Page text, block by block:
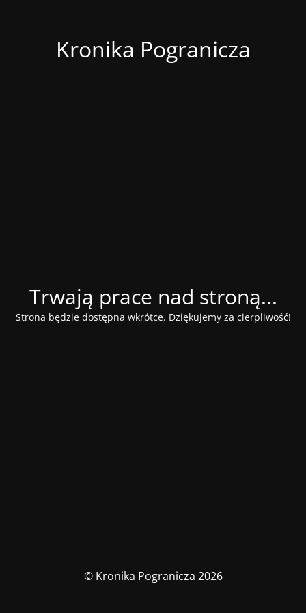
Kronika Pogranicza
Trwają prace nad stroną...
Strona będzie dostępna wkrótce. Dziękujemy za cierpliwość!
© Kronika Pogranicza 2026